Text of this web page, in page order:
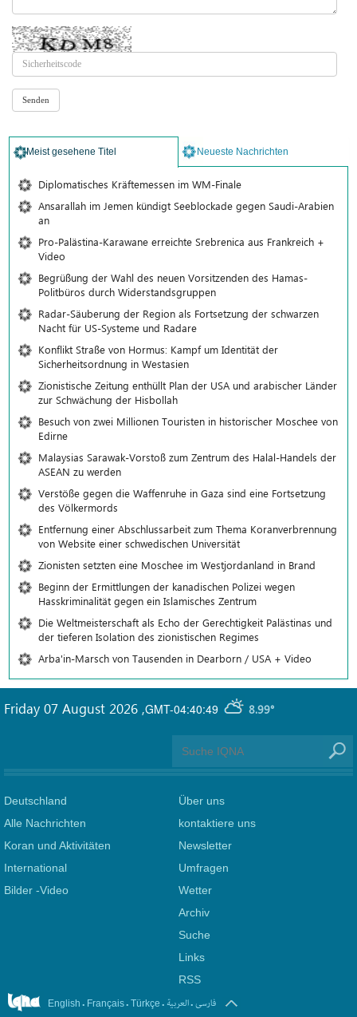
Meist gesehene Titel Neueste Nachrichten
Diplomatisches Kräftemessen im WM-Finale
Ansarallah im Jemen kündigt Seeblockade gegen Saudi-Arabien
an
Pro-Palästina-Karawane erreichte Srebrenica aus Frankreich +
Video
Begrüßung der Wahl des neuen Vorsitzenden des Hamas-
Politbüros durch Widerstandsgruppen
Radar-Säuberung der Region als Fortsetzung der schwarzen
Nacht für US-Systeme und Radare
Konflikt Straße von Hormus: Kampf um Identität der
Sicherheitsordnung in Westasien
Zionistische Zeitung enthüllt Plan der USA und arabischer Länder
zur Schwächung der Hisbollah
Besuch von zwei Millionen Touristen in historischer Moschee von
Edirne
Malaysias Sarawak-Vorstoß zum Zentrum des Halal-Handels der
ASEAN zu werden
Verstöße gegen die Waffenruhe in Gaza sind eine Fortsetzung
des Völkermords
Entfernung einer Abschlussarbeit zum Thema Koranverbrennung
von Website einer schwedischen Universität
Zionisten setzten eine Moschee im Westjordanland in Brand
Beginn der Ermittlungen der kanadischen Polizei wegen
Hasskriminalität gegen ein Islamisches Zentrum
Die Weltmeisterschaft als Echo der Gerechtigkeit Palästinas und
der tieferen Isolation des zionistischen Regimes
Arba'in-Marsch von Tausenden in Dearborn / USA + Video
GMT-04:40:49 8.99°
Friday 07 August 2026 ,
Deutschland
Alle Nachrichten
Koran und Aktivitäten
International
Bilder -Video
Über uns
kontaktiere uns
Newsletter
Umfragen
Wetter
Archiv
Suche
Links
RSS
English . Français. Türkçe . العربیة.فارسی